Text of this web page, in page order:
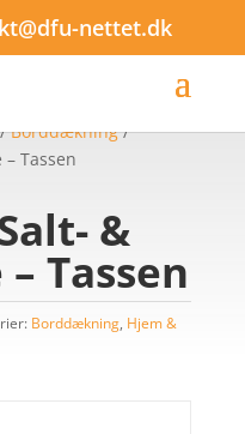
nettet.dk
Borddækning/
Tassen
&
Tassen
Borddækning, Hjem &